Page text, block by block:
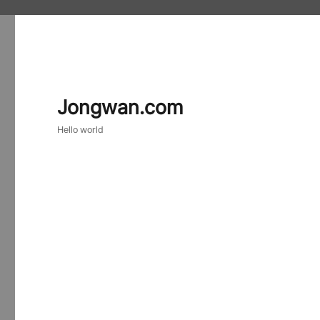
Jongwan.com
Hello world